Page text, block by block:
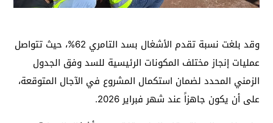
وقد بلغت نسبة تقدم الأشغال بسد التامري 62%، حيث تتواصل
عمليات إنجاز مختلف المكونات الرئيسية للسد وفق الجدول
الزمني المحدد لضمان استكمال المشروع في الآجال المتوقعة،
على أن يكون جاهزاً عند شهر فبراير 2026.